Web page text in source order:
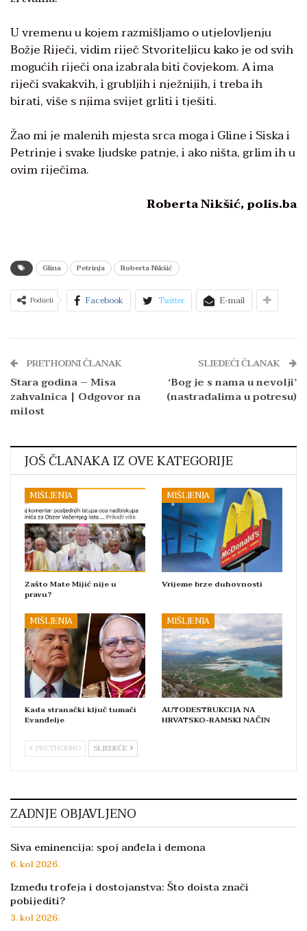
U vremenu u kojem razmišljamo o utjelovljenju
Božje Riječi, vidim riječ Stvoriteljicu kako je od svih
mogućih riječi ona izabrala biti čovjekom. A ima
riječi svakakvih, i grubljih i nježnijih, i treba ih
birati, više s njima svijet grliti i tješiti.
Žao mi je malenih mjesta srca moga i Gline i Siska i
Petrinje i svake ljudske patnje, i ako ništa, grlim ih u
ovim riječima.
Roberta Nikšić, polis.ba
Glina Petrinja Roberta Nikšić
Podijeli Facebook Twitter E-mail
PRETHODNI ČLANAK
Stara godina – Misa
zahvalnica | Odgovor na
milost
SLJEDEĆI ČLANAK
‘Bog je s nama u nevolji’
(nastradalima u potresu)
JOŠ ČLANAKA IZ OVE KATEGORIJE
MIŠLJENJA
Zašto Mate Mijić nije u
pravu?
MIŠLJENJA
Vrijeme brze duhovnosti
MIŠLJENJA
Kada stranački ključ tumači
Evanđelje
MIŠLJENJA
AUTODESTRUKCIJA NA
HRVATSKO-RAMSKI NAČIN
PRETHODNO SLJEDEĆE
ZADNJE OBJAVLJENO
Siva eminencija: spoj anđela i demona
6. kol 2026.
Između trofeja i dostojanstva: Što doista znači
pobijediti?
3. kol 2026.